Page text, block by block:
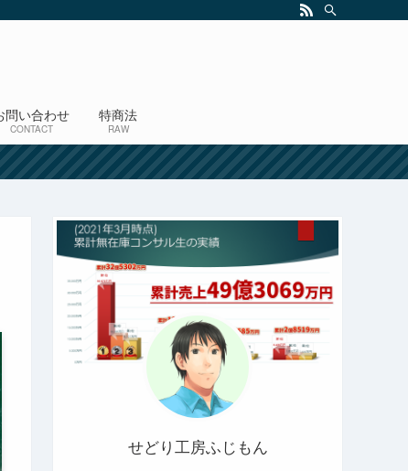
問い合わせ
CONTACT
特商法
RAW
せどり工房ふじもん